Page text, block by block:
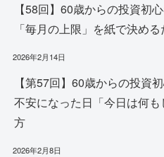
【58回】60歳からの投資初
「毎月の上限」を紙で決め
2026年2月14日
【第57回】60歳からの投資
不安になった日「今日は何
方
2026年2月8日